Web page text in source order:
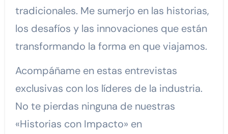
tradicionales. Me sumerjo en las historias,
los desafíos y las innovaciones que están
transformando la forma en que viajamos.
Acompáñame en estas entrevistas
exclusivas con los líderes de la industria.
No te pierdas ninguna de nuestras
«Historias con Impacto» en